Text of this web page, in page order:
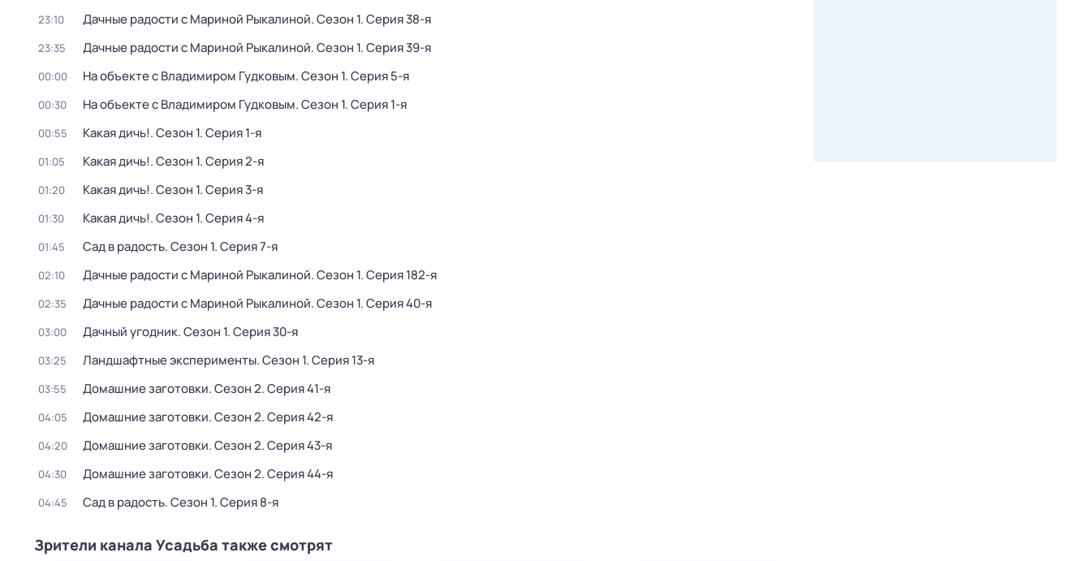
23:10 Дачные радости с Мариной Рыкалиной. Сезон 1. Серия 38-я
23:35 Дачные радости с Мариной Рыкалиной. Сезон 1. Серия 39-я
00:00 На объекте с Владимиром Гудковым. Сезон 1. Серия 5-я
00:30 На объекте с Владимиром Гудковым. Сезон 1. Серия 1-я
00:55 Какая дичь!. Сезон 1. Серия 1-я
01:05 Какая дичь!. Сезон 1. Серия 2-я
01:20 Какая дичь!. Сезон 1. Серия 3-я
01:30 Какая дичь!. Сезон 1. Серия 4-я
01:45 Сад в радость. Сезон 1. Серия 7-я
02:10 Дачные радости с Мариной Рыкалиной. Сезон 1. Серия 182-я
02:35 Дачные радости с Мариной Рыкалиной. Сезон 1. Серия 40-я
03:00 Дачный угодник. Сезон 1. Серия 30-я
03:25 Ландшафтные эксперименты. Сезон 1. Серия 13-я
03:55 Домашние заготовки. Сезон 2. Серия 41-я
04:05 Домашние заготовки. Сезон 2. Серия 42-я
04:20 Домашние заготовки. Сезон 2. Серия 43-я
04:30 Домашние заготовки. Сезон 2. Серия 44-я
04:45 Сад в радость. Сезон 1. Серия 8-я
Зрители канала Усадьба также смотрят